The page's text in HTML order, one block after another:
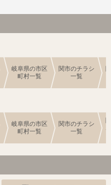
岐阜県の市区
町村一覧
関市のチラシ
一覧
岐阜県の市区
町村一覧
関市のチラシ
一覧